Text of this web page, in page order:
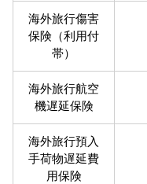
海外旅行傷害
保険（利用付
帯）
海外旅行航空
機遅延保険
海外旅行預入
手荷物遅延費
用保険